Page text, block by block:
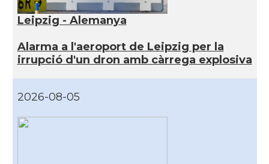
Leipzig - Alemanya
Alarma a l'aeroport de Leipzig per la
irrupció d'un dron amb càrrega explosiva
2026-08-05